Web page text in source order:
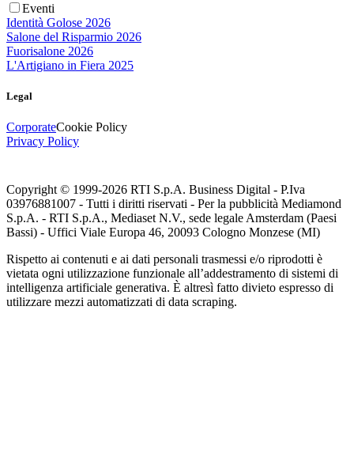
Eventi
Identità Golose 2026
Salone del Risparmio 2026
Fuorisalone 2026
L'Artigiano in Fiera 2025
Legal
CorporateCookie Policy
Privacy Policy
Copyright © 1999-2026 RTI S.p.A. Business Digital - P.Iva
03976881007 - Tutti i diritti riservati - Per la pubblicità Mediamond
S.p.A. - RTI S.p.A., Mediaset N.V., sede legale Amsterdam (Paesi
Bassi) - Uffici Viale Europa 46, 20093 Cologno Monzese (MI)
Rispetto ai contenuti e ai dati personali trasmessi e/o riprodotti è
vietata ogni utilizzazione funzionale all’addestramento di sistemi di
intelligenza artificiale generativa. È altresì fatto divieto espresso di
utilizzare mezzi automatizzati di data scraping.